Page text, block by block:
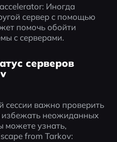
Иногда
сервер с помощью
помочь обойти
с серверами.
серверов
сессии важно проверить
избежать неожиданных
можете узнать,
from Tarkov: